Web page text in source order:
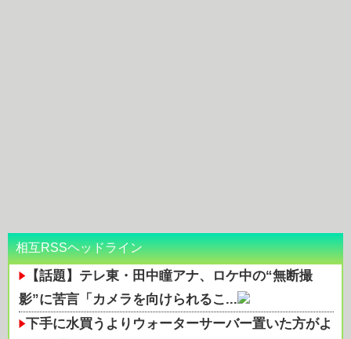
相互RSSヘッドライン
【話題】テレ東・田中瞳アナ、ロケ中の“無断撮
影”に苦言「カメラを向けられるこ...
下手に水買うよりウォーターサーバー置いた方がよ